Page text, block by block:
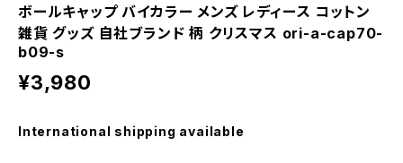
ボールキャップ バイカラー メンズ レディース コットン
雑貨 グッズ 自社ブランド 柄 クリスマス ori-a-cap70-
b09-s
¥3,980
International shipping available